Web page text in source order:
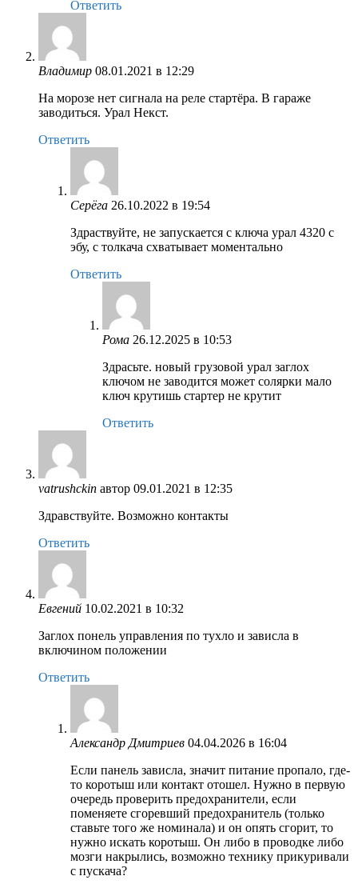
Ответить
Владимир 08.01.2021 в 12:29
На морозе нет сигнала на реле стартёра. В гараже
заводиться. Урал Некст.
Ответить
Серёга 26.10.2022 в 19:54
Здраствуйте, не запускается с ключа урал 4320 с
эбу, с толкача схватывает моментально
Ответить
Рома 26.12.2025 в 10:53
Здрасьте. новый грузовой урал заглох
ключом не заводится может солярки мало
ключ крутишь стартер не крутит
Ответить
vatrushckin автор 09.01.2021 в 12:35
Здравствуйте. Возможно контакты
Ответить
Евгений 10.02.2021 в 10:32
Заглох понель управления по тухло и зависла в
включином положении
Ответить
Александр Дмитриев 04.04.2026 в 16:04
Если панель зависла, значит питание пропало, где-
то коротыш или контакт отошел. Нужно в первую
очередь проверить предохранители, если
поменяете сгоревший предохранитель (только
ставьте того же номинала) и он опять сгорит, то
нужно искать коротыш. Он либо в проводке либо
мозги накрылись, возможно технику прикуривали
с пускача?